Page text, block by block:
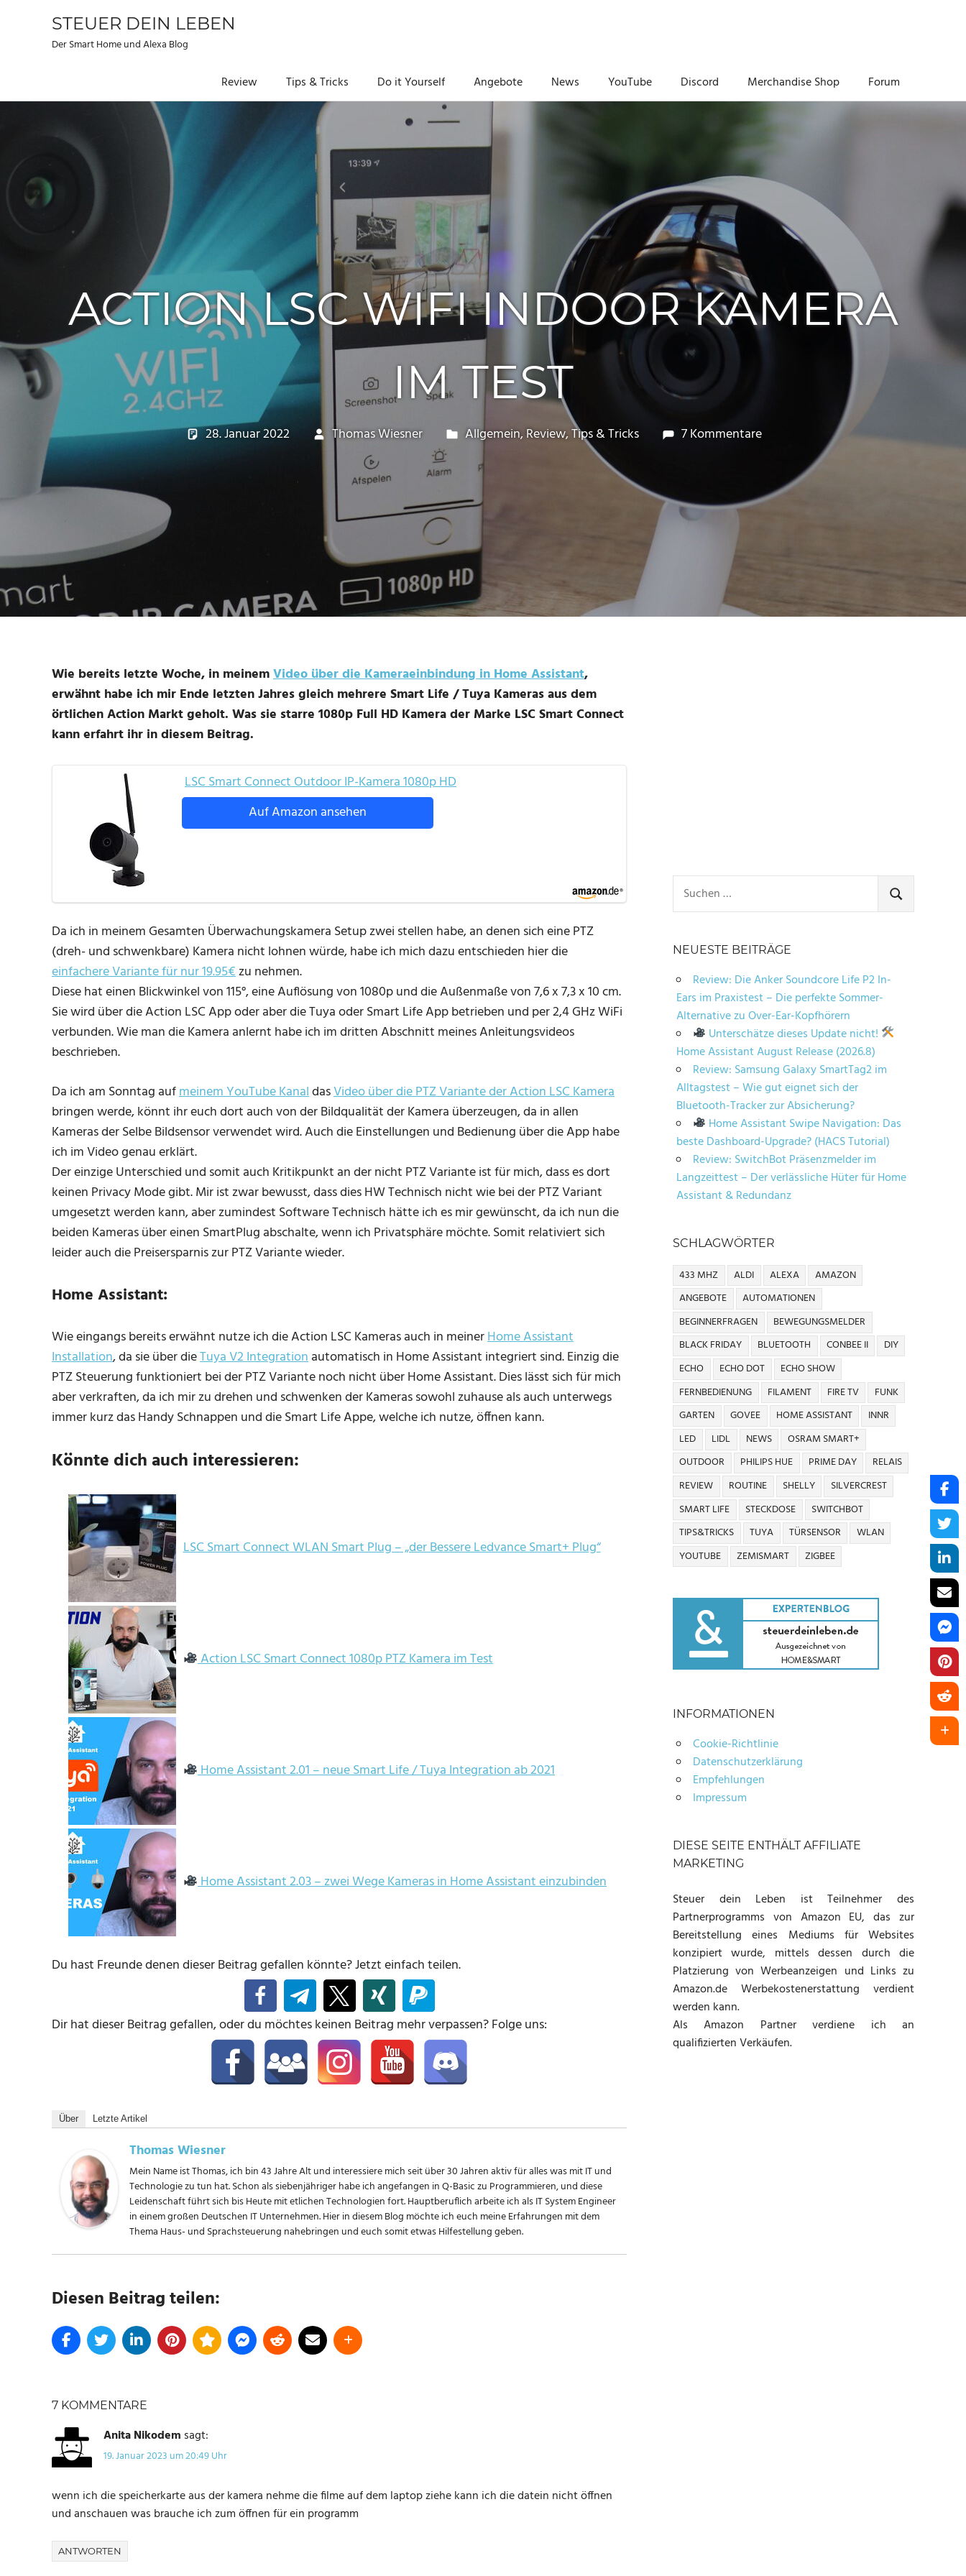
Zum
STEUER DEIN LEBEN
Der Smart Home und Alexa Blog
Review Tips & Tricks Do it Yourself Angebote News YouTube Discord Merchandise Shop Forum
ACTION LSC WIFI INDOOR KAMERA
IM TEST
28. Januar 2022 Thomas Wiesner Allgemein,Review,Tips & Tricks 7 Kommentare
Wie bereits letzte Woche, in meinemVideo über die Kameraeinbindung in Home Assistant,
erwähnt habe ich mir Ende letzten Jahres gleich mehrere Smart Life / Tuya Kameras aus dem
örtlichen Action Markt geholt. Was sie starre 1080p Full HD Kamera der Marke LSC Smart Connect
kann erfahrt ihr in diesem Beitrag.
LSC Smart Connect Outdoor IP-Kamera 1080p HD
Auf Amazon ansehen
Da ich in meinem Gesamten Überwachungskamera Setup zwei stellen habe, an denen sich eine PTZ
(dreh- und schwenkbare) Kamera nicht lohnen würde, habe ich mich dazu entschieden hier die
einfachere Variante für nur 19.95€zu nehmen.
Diese hat einen Blickwinkel von 115°, eine Auflösung von 1080p und die Außenmaße von 7,6 x 7,3 x 10 cm.
Sie wird über die Action LSC App oder aber die Tuya oder Smart Life App betrieben und per 2,4 GHz WiFi
verbunden. Wie man die Kamera anlernt habe ich im dritten Abschnitt meines Anleitungsvideos
beschrieben.
Da ich am Sonntag aufmeinem YouTube KanaldasVideo über die PTZ Variante der Action LSC Kamera
bringen werde, könnt ihr euch dort auch von der Bildqualität der Kamera überzeugen, da in allen
Kameras der Selbe Bildsensor verwendet wird. Auch die Einstellungen und Bedienung über die App habe
ich im Video genau erklärt.
Der einzige Unterschied und somit auch Kritikpunkt an der nicht PTZ Variante ist für mich, dass es dort
keinen Privacy Mode gibt. Mir ist zwar bewusst, dass dies HW Technisch nicht wie bei der PTZ Variant
umgesetzt werden kann, aber zumindest Software Technisch hätte ich es mir gewünscht, da ich nun die
beiden Kameras über einen SmartPlug abschalte, wenn ich Privatsphäre möchte. Somit relativiert sich
leider auch die Preisersparnis zur PTZ Variante wieder.
Home Assistant:
Wie eingangs bereits erwähnt nutze ich die Action LSC Kameras auch in meinerHome Assistant
Installation, da sie über dieTuya V2 Integrationautomatisch in Home Assistant integriert sind. Einzig die
PTZ Steuerung funktioniert bei der PTZ Variante noch nicht über Home Assistant. Dies lässt sich für mich
aber verkraften, da ich mir zu drehen und schwenken der Kameras sowohl zuhause als auch unterwegs
immer kurz das Handy Schnappen und die Smart Life Appe, welche ich nutze, öffnen kann.
Könnte dich auch interessieren:
LSC Smart Connect WLAN Smart Plug – „der Bessere Ledvance Smart+ Plug“
Action LSC Smart Connect 1080p PTZ Kamera im Test
Home Assistant 2.01 – neue Smart Life / Tuya Integration ab 2021
Home Assistant 2.03 – zwei Wege Kameras in Home Assistant einzubinden
Du hast Freunde denen dieser Beitrag gefallen könnte? Jetzt einfach teilen.
Dir hat dieser Beitrag gefallen, oder du möchtes keinen Beitrag mehr verpassen? Folge uns:
Über Letzte Artikel
Thomas Wiesner
Mein Name ist Thomas, ich bin 43 Jahre Alt und interessiere mich seit über 30 Jahren aktiv für alles was mit IT und
Technologie zu tun hat. Schon als siebenjähriger habe ich angefangen in Q-Basic zu Programmieren, und diese
Leidenschaft führt sich bis Heute mit etlichen Technologien fort. Hauptberuflich arbeite ich als IT System Engineer
in einem großen Deutschen IT Unternehmen. Hier in diesem Blog möchte ich euch meine Erfahrungen mit dem
Thema Haus- und Sprachsteuerung nahebringen und euch somit etwas Hilfestellung geben.
Diesen Beitrag teilen:
ACTION
LSC
SMART
7 KOMMENTARE
Anita Nikodem sagt:
19. Januar 2023 um 20:49 Uhr
wenn ich die speicherkarte aus der kamera nehme die filme auf dem laptop ziehe kann ich die datein nicht öffnen
und anschauen was brauche ich zum öffnen für ein programm
ANTWORTEN
nach:
SUCHEN
NEUESTE BEITRÄGE
Review: Die Anker Soundcore Life P2 In-
Ears im Praxistest – Die perfekte Sommer-
Alternative zu Over-Ear-Kopfhörern
Unterschätze dieses Update nicht!
Home Assistant August Release (2026.8)
Review: Samsung Galaxy SmartTag2 im
Alltagstest – Wie gut eignet sich der
Bluetooth-Tracker zur Absicherung?
Home Assistant Swipe Navigation: Das
beste Dashboard-Upgrade? (HACS Tutorial)
Review: SwitchBot Präsenzmelder im
Langzeittest – Der verlässliche Hüter für Home
Assistant & Redundanz
SCHLAGWÖRTER
433 MHZ ALDI ALEXA
AMAZON
ANGEBOTE
AUTOMATIONEN
BEGINNERFRAGEN
BEWEGUNGSMELDER
BLACK FRIDAY
BLUETOOTH CONBEE II
DIY
ECHO
ECHO DOT
ECHO SHOW
FERNBEDIENUNG
FILAMENT FIRE TV
FUNK
GARTEN
GOVEE HOME ASSISTANT
INNR
LED
LIDL NEWS
OSRAM SMART+
OUTDOOR
PHILIPS HUE PRIME DAY
RELAIS
REVIEW
ROUTINE SHELLY
SILVERCREST
SMART LIFE
STECKDOSE
SWITCHBOT
TIPS&TRICKS
TUYA TÜRSENSOR
WLAN
YOUTUBE
ZEMISMART ZIGBEE
INFORMATIONEN
Cookie-Richtlinie
Datenschutzerklärung
Empfehlungen
Impressum
DIESE SEITE ENTHÄLT AFFILIATE
MARKETING
Steuer dein Leben ist Teilnehmer des
Partnerprogramms von Amazon EU, das zur
Bereitstellung eines Mediums für Websites
konzipiert wurde, mittels dessen durch die
Platzierung von Werbeanzeigen und Links zu
Amazon.de Werbekostenerstattung verdient
werden kann.
Als Amazon Partner verdiene ich an
qualifizierten Verkäufen.